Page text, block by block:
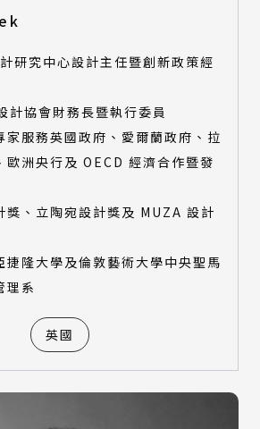
研究中心設計主任暨創新政策經
計協會財務長暨執行委員
家服務英國政府、愛爾蘭政府、拉
歐洲央行及 OECD 經濟合作暨發
獎、立陶宛設計獎及 MUZA 設計
捷隆大學及倫敦藝術大學中央聖馬
理系
英國